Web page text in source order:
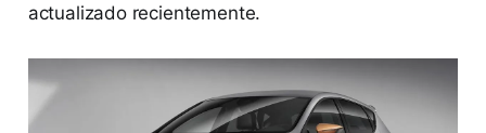
actualizado recientemente.